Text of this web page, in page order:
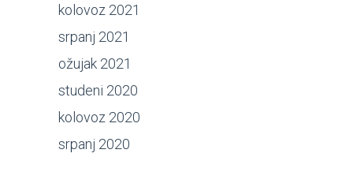
kolovoz 2021
srpanj 2021
ožujak 2021
studeni 2020
kolovoz 2020
srpanj 2020